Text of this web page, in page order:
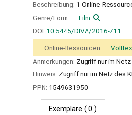
Beschreibung: 1 Online-
Genre/Form:
Film
DOI: 10.5445/DIVA/2016-711
Online-Ressourcen:
Anmerkungen: Zugriff nur im
Hinweis: Zugriff nur im Netz des
PPN: 1549631950
Exemplare ( 0 )